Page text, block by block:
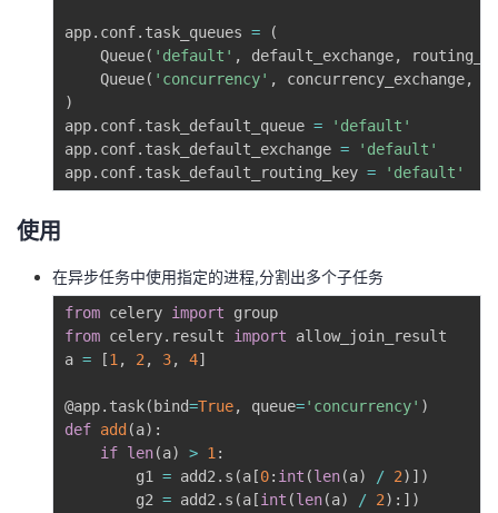
客
论
坛
的
圈
我
的
我
app. conf. task_queues =
(
    Queue
( 'default' , default_exchange,
    Queue
( 'concurrency' , concurrency_exchange,
)
app. conf. task_default_queue =
'default'
app. conf. task_default_exchange =
'default'
app. conf. task_default_routing_key = 'default'
使用
在异步任务中使用指定的进程,分割出多个子任务
from celery import
from celery. result import allow_join_result
a = [1 , 2 , 3, 4]
@app. task( bind=True, queue='concurrency' )
def add (a) :
if len(a) > 1 :
        g1
= add2 . s (a [0: int (len(a) / 2) ] )
        g2
= add2 . s (a [int (len(a) / 2) : ] )